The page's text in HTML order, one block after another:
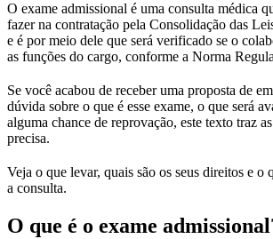
O exame admissional é uma consulta médica
fazer na contratação pela Consolidação das
e é por meio dele que será verificado se o
as funções do cargo, conforme a Norma
Se você acabou de receber uma proposta de
dúvida sobre o que é esse exame, o que será
alguma chance de reprovação, este texto traz
precisa.
Veja o que levar, quais são os seus direitos e o
a consulta.
O que é o exame